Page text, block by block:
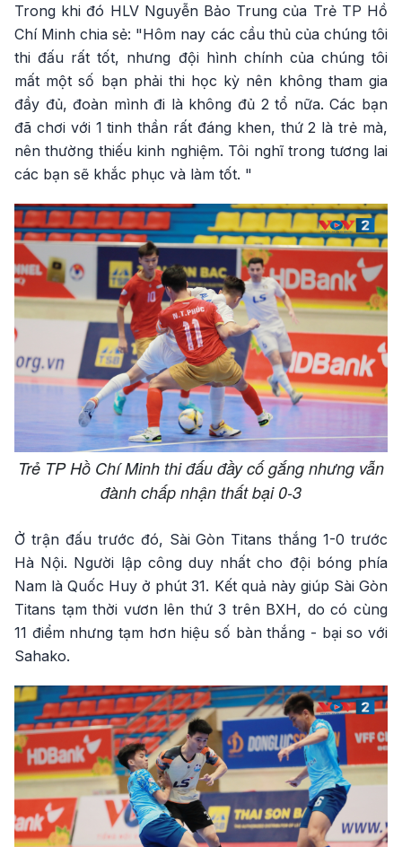
Trong khi đó HLV Nguyễn Bảo Trung của Trẻ TP Hồ
Chí Minh chia sẻ: "Hôm nay các cầu thủ của chúng tôi
thi đấu rất tốt, nhưng đội hình chính của chúng tôi
mất một số bạn phải thi học kỳ nên không tham gia
đầy đủ, đoàn mình đi là không đủ 2 tổ nữa. Các bạn
đã chơi với 1 tinh thần rất đáng khen, thứ 2 là trẻ mà,
nên thường thiếu kinh nghiệm. Tôi nghĩ trong tương lai
các bạn sẽ khắc phục và làm tốt. "
Trẻ TP Hồ Chí Minh thi đấu đầy cố gắng nhưng vẫn
đành chấp nhận thất bại 0-3
Ở trận đấu trước đó, Sài Gòn Titans thắng 1-0 trước
Hà Nội. Người lập công duy nhất cho đội bóng phía
Nam là Quốc Huy ở phút 31. Kết quả này giúp Sài Gòn
Titans tạm thời vươn lên thứ 3 trên BXH, do có cùng
11 điểm nhưng tạm hơn hiệu số bàn thắng - bại so với
Sahako.